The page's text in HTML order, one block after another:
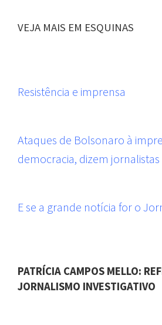
VEJA MAIS EM ESQUINAS
Resistência e imprensa
Ataques de Bolsonaro à
democracia, dizem
E se a grande notícia for o
PATRÍCIA CAMPOS MELLO:
JORNALISMO INVESTIGATIVO